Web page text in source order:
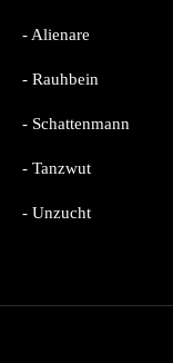
- Alienare
- Rauhbein
- Schattenmann
- Tanzwut
- Unzucht